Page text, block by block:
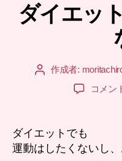
ダイエッ
投 作成者:
ダ
は
コメン
ダイエットでも
運動はしたくないし